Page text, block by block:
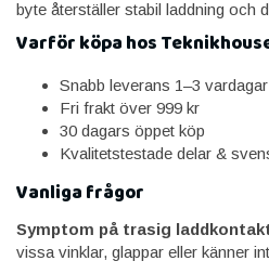
byte återställer stabil laddning och
Varför köpa hos
Snabb leverans 1–3
Fri frakt över 999 kr
30 dagars öppet köp
Kvalitetstestade delar &
Vanliga frågor
Symptom på trasig
vissa vinklar, glappar eller känner